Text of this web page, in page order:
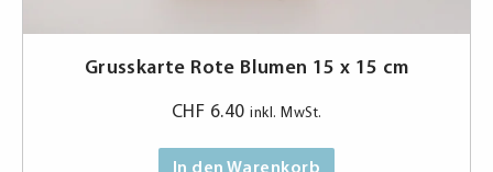
Grusskarte Rote Blumen 15 x 15 cm
CHF 6.40 inkl. MwSt.